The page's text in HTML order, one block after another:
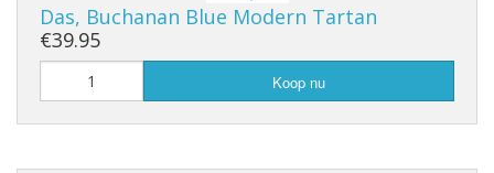
Das, Buchanan Blue Modern Tartan
€39.95
Koop nu